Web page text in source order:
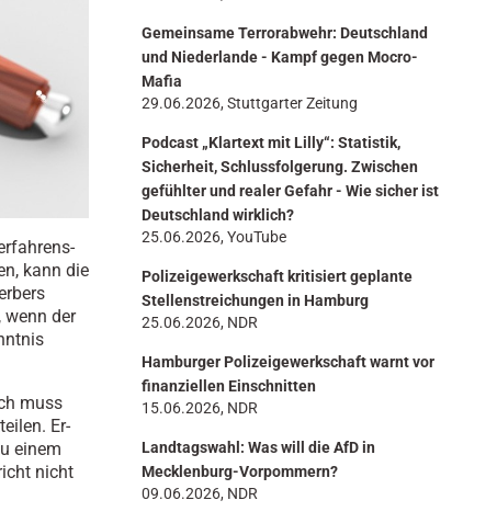
kann die
wenn der
muss
Er­
einem
nicht
Gemeinsame Terrorabwehr: Deutschland
und Niederlande - Kampf gegen Mocro-
Mafia
29.06.2026, Stuttgarter Zeitung
Podcast „Klartext mit Lilly“: Statistik,
Sicherheit, Schlussfolgerung. Zwischen
gefühlter und realer Gefahr - Wie sicher ist
Deutschland wirklich?
25.06.2026, YouTube
Polizeigewerkschaft kritisiert geplante
Stellenstreichungen in Hamburg
25.06.2026, NDR
Hamburger Polizeigewerkschaft warnt vor
finanziellen Einschnitten
15.06.2026, NDR
Landtagswahl: Was will die AfD in
Mecklenburg-Vorpommern?
09.06.2026, NDR